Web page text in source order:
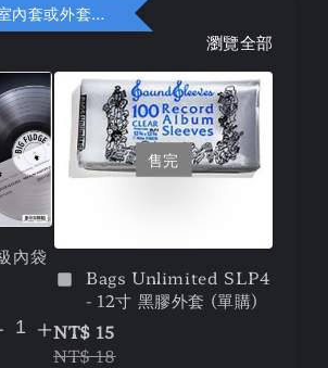
享有黑膠錄音室內套或外套折扣
瀏覽全部
內袋
+
售完
Bags Unlimited SLP4
- 12寸 黑膠外套 (單購)
NT$ 15
NT$ 18